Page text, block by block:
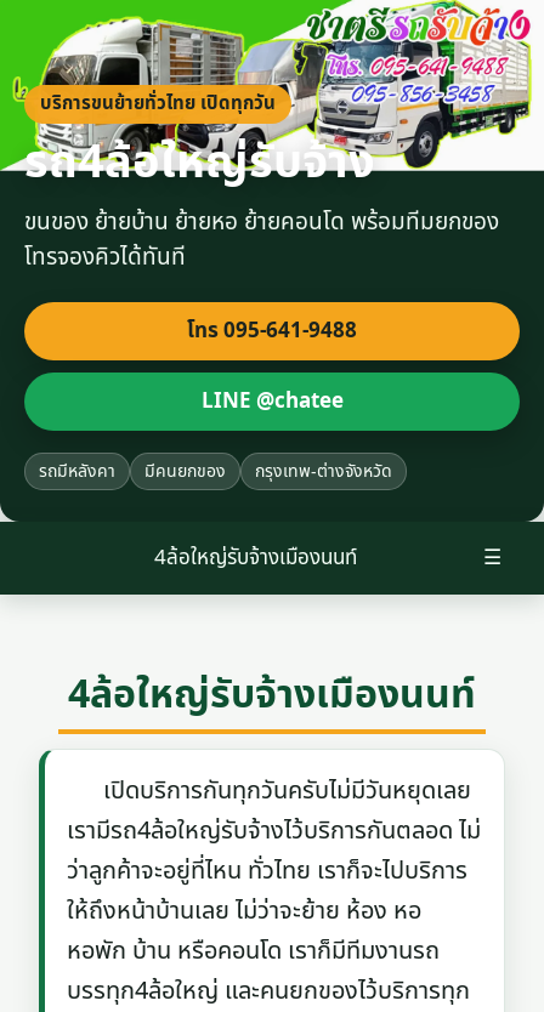
บริการขนย้ายทั่วไทย เปิดทุกวัน
รถ4ล้อใหญ่รับจ้าง
ขนของ ย้ายบ้าน ย้ายหอ ย้ายคอนโด พร้อมทีมยกของ
โทรจองคิวได้ทันที
โทร 095-641-9488
LINE @chatee
รถมีหลังคา มีคนยกของ กรุงเทพ-ต่างจังหวัด
☰
4ล้อใหญ่รับจ้างเมืองนนท์
4ล้อใหญ่รับจ้างเมืองนนท์
เปิดบริการกันทุกวันครับไม่มีวันหยุดเลย
เรามีรถ4ล้อใหญ่รับจ้างไว้บริการกันตลอด ไม่
ว่าลูกค้าจะอยู่ที่ไหน ทั่วไทย เราก็จะไปบริการ
ให้ถึงหน้าบ้านเลย ไม่ว่าจะย้าย ห้อง หอ
หอพัก บ้าน หรือคอนโด เราก็มีทีมงานรถ
บรรทุก4ล้อใหญ่ และคนยกของไว้บริการทุก